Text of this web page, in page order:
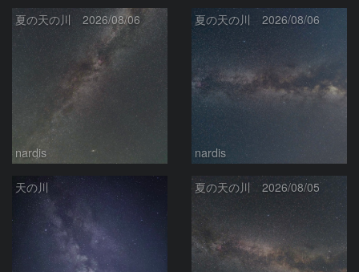
夏の天の川 2026/08/06
nardis
夏の天の川 2026/08/06
nardis
天の川 夏の天の川 2026/08/05